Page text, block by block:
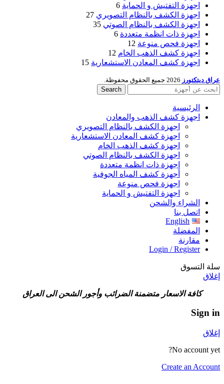
اجهزة التفتيش و الحماية 6
اجهزة الكشف بالنظام التصويري 27
اجهزة الكشف بالنظام الصوتي 35
اجهزة ذات انظمة متعددة 6
اجهزة فحص منوعة 12
اجهزة كشف الذهب الخام 12
اجهزة كشف المعادن الاستشعارية 15
عراق ديتكتورز 2026 جميع الحقوق محفوظة.
Search
الرئيسية
اجهزة كشف الذهب والمعادن
اجهزة الكشف بالنظام التصويري
اجهزة كشف المعادن الاستشعارية
اجهزة كشف الذهب الخام
اجهزة الكشف بالنظام الصوتي
اجهزة ذات انظمة متعددة
أجهزة كشف المياه الجوفية
اجهزة فحص منوعة
اجهزة التفتيش و الحماية
الشراء والشحن
اتصل بنا
English
المفضلة
مقارنة
Login / Register
سلة التسوق
إغلاق
كافة الاسعار متضمنة الضرائب وأجور الشحن الى العراق
Sign in
إغلاق
No account yet?
Create an Account